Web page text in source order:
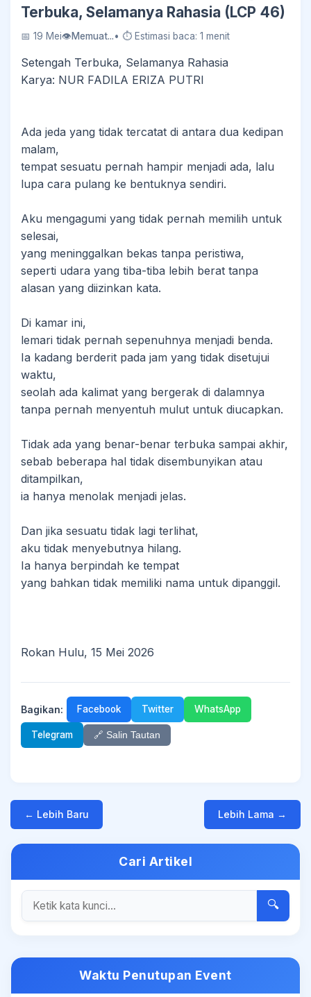
Terbuka, Selamanya Rahasia (LCP 46)
📅 19 Mei👁Memuat...• ⏱ Estimasi baca: 1 menit
Setengah Terbuka, Selamanya Rahasia
Karya: NUR FADILA ERIZA PUTRI
Ada jeda yang tidak tercatat di antara dua kedipan
malam,
tempat sesuatu pernah hampir menjadi ada, lalu
lupa cara pulang ke bentuknya sendiri.
Aku mengagumi yang tidak pernah memilih untuk
selesai,
yang meninggalkan bekas tanpa peristiwa,
seperti udara yang tiba-tiba lebih berat tanpa
alasan yang diizinkan kata.
Di kamar ini,
lemari tidak pernah sepenuhnya menjadi benda.
Ia kadang berderit pada jam yang tidak disetujui
waktu,
seolah ada kalimat yang bergerak di dalamnya
tanpa pernah menyentuh mulut untuk diucapkan.
Tidak ada yang benar-benar terbuka sampai akhir,
sebab beberapa hal tidak disembunyikan atau
ditampilkan,
ia hanya menolak menjadi jelas.
Dan jika sesuatu tidak lagi terlihat,
aku tidak menyebutnya hilang.
Ia hanya berpindah ke tempat
yang bahkan tidak memiliki nama untuk dipanggil.
Rokan Hulu, 15 Mei 2026
Bagikan: Facebook Twitter WhatsApp
Telegram 🔗 Salin Tautan
← Lebih Baru Lebih Lama →
Cari Artikel
🔍
Waktu Penutupan Event